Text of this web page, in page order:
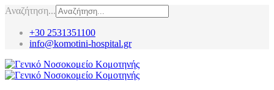
Αναζήτηση...
+30 2531351100
info@komotini-hospital.gr